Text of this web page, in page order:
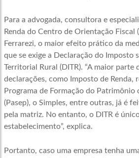
Para a advogada, consultora e
Renda do Centro de Orientação Fiscal
Ferrarezi, o maior efeito prático da
que se exige a Declaração do Imposto
Territorial Rural (DITR). “A maior parte
declarações, como Imposto de Renda,
Programa de Formação do Patrimônio
(Pasep), o Simples, entre outras, já é
pela matriz. No entanto, o DITR é
estabelecimento”, explica.
Portanto, caso uma empresa tenha